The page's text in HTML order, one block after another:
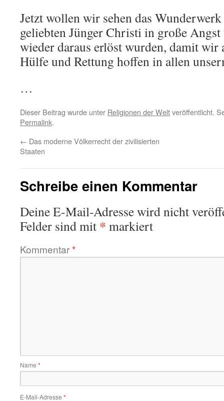
Jetzt wollen wir sehen das
geliebten Jünger Christi in große
wieder daraus erlöst wurden, damit wir
Hülfe und Rettung hoffen in allen
…
Dieser Beitrag wurde unter Religionen der Weltveröffentlicht.
Permalink.
← Das moderne Völkerrecht der zivilisierten
Staaten
Schreibe einen Kommentar
Deine E-Mail-Adresse wird nicht
Felder sind mit * markiert
Kommentar*
Name *
E-Mail-Adresse *